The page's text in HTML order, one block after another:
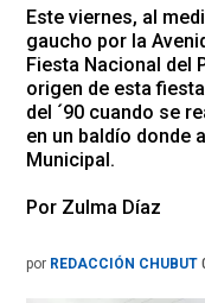
Este viernes, al
gaucho por la
Fiesta Nacional del
origen de esta
del ´90 cuando se
en un baldío donde
Municipal.
Por Zulma Díaz
por REDACCIÓN CHUBUT